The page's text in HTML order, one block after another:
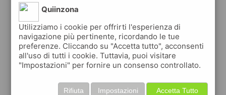
trattorie in zona
trovi le trattorie in zona e tutti i posti
dove mangiare vicino a te
Quiinzona
Utilizziamo i cookie per offrirti l'esperienza di
navigazione più pertinente, ricordando le tue
preferenze. Cliccando su "Accetta tutto", acconsenti
all'uso di tutti i cookie. Tuttavia, puoi visitare
"Impostazioni" per fornire un consenso controllato.
Accetta Tutto
Impostazioni
Rifiuta